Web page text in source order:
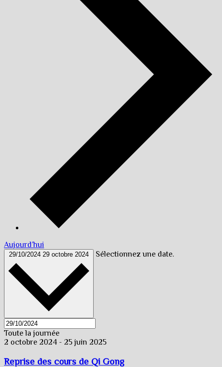
Aujourd’hui
29/10/2024 29 octobre 2024 Sélectionnez une date.
Toute la journée
2 octobre 2024 - 25 juin 2025
Reprise des cours de Qi Gong